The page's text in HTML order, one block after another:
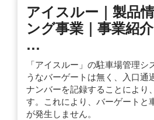
アイスルー｜製品
ング事業｜事業紹
…
「アイスルー」の駐車場管理シ
うなバーゲートは無く、入口通
ナンバーを記録することにより
す。これにより、バーゲートと
が発生しません。